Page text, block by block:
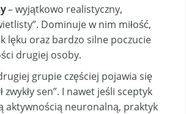
– wyjątkowo realistyczny,
Dominuje w nim miłość,
lęku oraz bardzo silne poczucie
drugiej osoby.
grupie częściej pojawia się
zwykły sen”. I nawet jeśli sceptyk
aktywnością neuronalną, praktyk